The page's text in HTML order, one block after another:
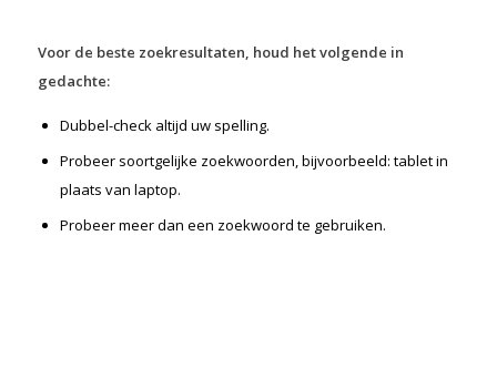
Voor de beste zoekresultaten, houd het volgende in
gedachte:
Dubbel-check altijd uw spelling.
Probeer soortgelijke zoekwoorden, bijvoorbeeld: tablet in
plaats van laptop.
Probeer meer dan een zoekwoord te gebruiken.